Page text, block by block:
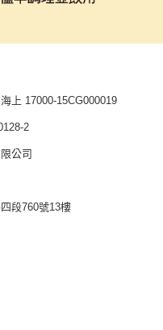
上 17000-15CG000019
2
公司
段760號13樓